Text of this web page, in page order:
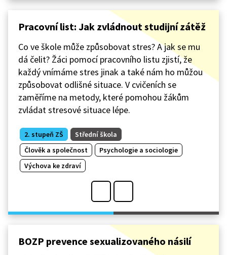
Pracovní list: Jak zvládnout studijní zátěž
Co ve škole může způsobovat stres? A jak se mu
dá čelit? Žáci pomocí pracovního listu zjistí, že
každý vnímáme stres jinak a také nám ho můžou
způsobovat odlišné situace. V cvičeních se
zaměříme na metody, které pomohou žákům
zvládat stresové situace lépe.
2. stupeň ZŠ
Střední škola
Člověk a společnost
Psychologie a sociologie
Výchova ke zdraví
BOZP prevence sexualizovaného násilí